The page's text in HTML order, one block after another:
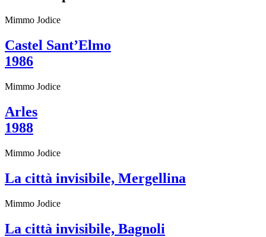
Cosmo
EN
Visita
Biglietti
Shop
Chi
siamo
Media
Organizza
il
evento
trasparente
Whistleblowing
Sostieni
il
EN
Mimmo Jodice
Castel Sant’Elmo
1986
Mimmo Jodice
Arles
1988
Mimmo Jodice
La città invisibile, Mergellina
Mimmo Jodice
La città invisibile, Bagnoli